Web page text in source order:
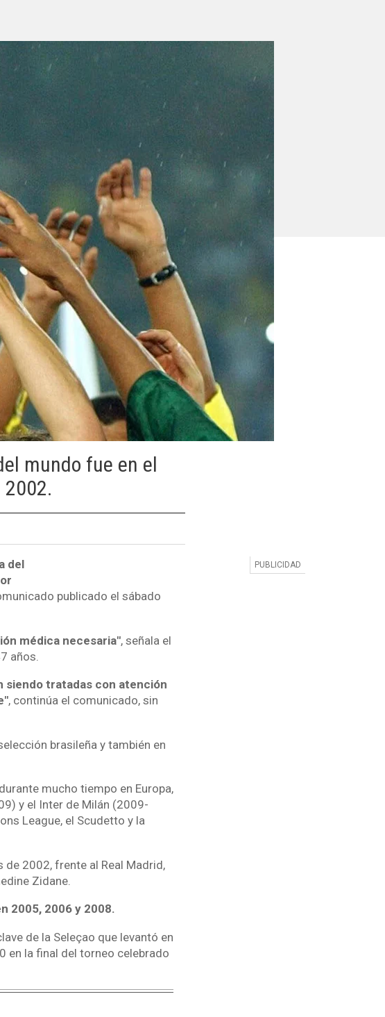
mundo fue en el
del
publicado el sábado
médica necesaria", señala el
años.
siendo tratadas con atención
, continúa el comunicado, sin
brasileña y también en
mucho tiempo en Europa,
y el Inter de Milán (2009-
League, el Scudetto y la
de 2002, frente al Real Madrid,
Zidane.
2005, 2006 y 2008.
de la Seleçao que levantó en
en la final del torneo celebrado